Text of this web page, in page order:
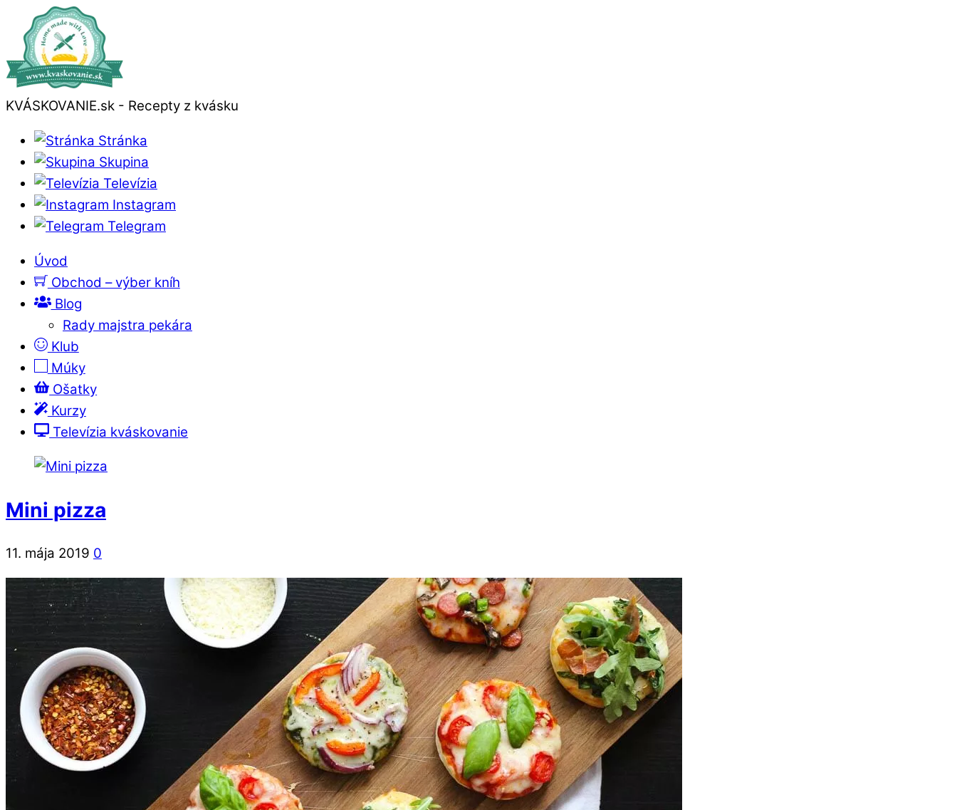
KVÁSKOVANIE.sk - Recepty z kvásku
Stránka
Skupina
Televízia
Instagram
Telegram
Úvod
Obchod – výber kníh
Blog
Rady majstra pekára
Klub
Múky
Ošatky
Kurzy
Televízia kváskovanie
Mini pizza
11. mája 2019 0